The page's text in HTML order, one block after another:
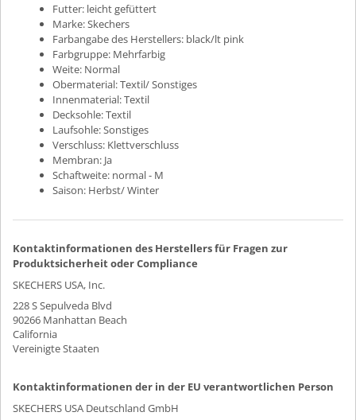
Futter: leicht gefüttert
Marke:Skechers
Farbangabe des Herstellers: black/lt pink
Farbgruppe: Mehrfarbig
Weite: Normal
Obermaterial:Textil/ Sonstiges
Innenmaterial:Textil
Decksohle:Textil
Laufsohle:Sonstiges
Verschluss: Klettverschluss
Membran: Ja
Schaftweite: normal - M
Saison: Herbst/ Winter
Kontaktinformationen des Herstellers für Fragen zur
Produktsicherheit oder Compliance
SKECHERS USA, Inc.
228 S Sepulveda Blvd
90266 Manhattan Beach
California
Vereinigte Staaten
Kontaktinformationen der in der EU verantwortlichen Person
SKECHERS USA Deutschland GmbH